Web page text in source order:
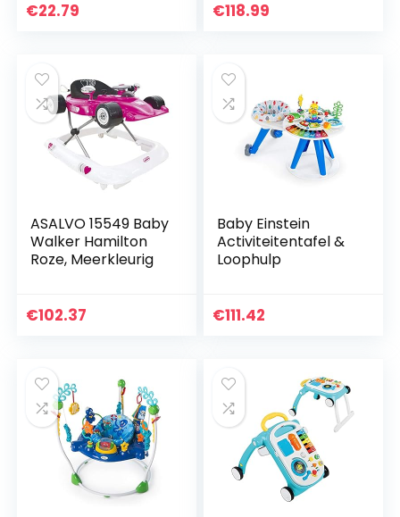
afstandsbediening
€22.79 €118.99
ASALVO 15549 Baby
Walker Hamilton
Roze, Meerkleurig
€102.37
Baby Einstein
Activiteitentafel &
Loophulp
€111.42